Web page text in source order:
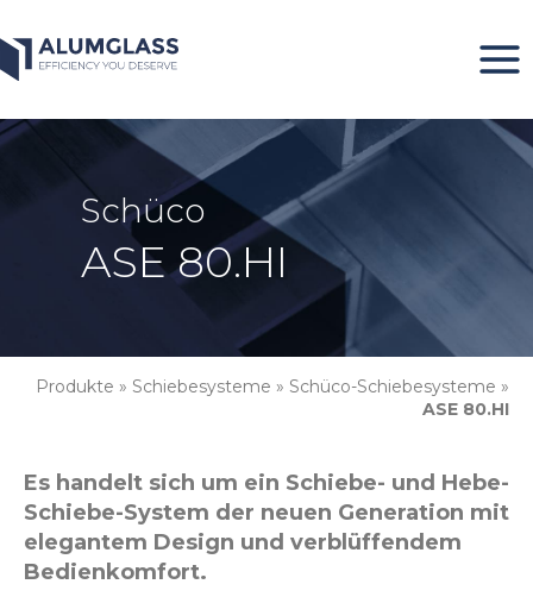
Inhalt
springen
Schüco
ASE 80.HI
Produkte » Schiebesysteme » Schüco-Schiebesysteme »
ASE 80.HI
Es handelt sich um ein Schiebe- und Hebe-
Schiebe-System der neuen Generation mit
elegantem Design und verblüffendem
Bedienkomfort.